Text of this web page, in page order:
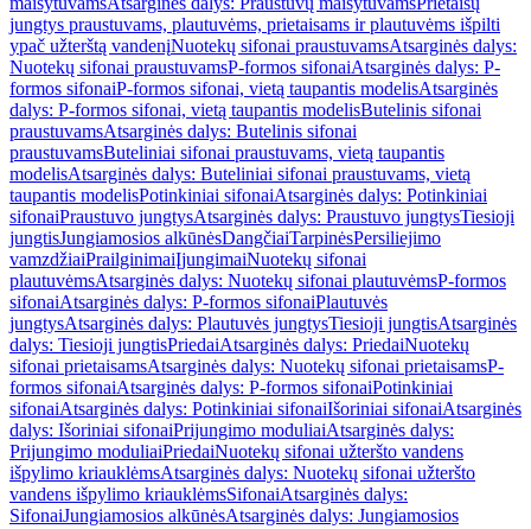
jungtys praustuvams, plautuvėms, prietaisams ir plautuvėms išpilti
ypač užterštą vandenįNuotekų sifonai praustuvamsAtsarginės dalys:
Nuotekų sifonai praustuvamsP-formos sifonaiAtsarginės dalys: P-
formos sifonaiP-formos sifonai, vietą taupantis modelisAtsarginės
dalys: P-formos sifonai, vietą taupantis modelisButelinis sifonai
praustuvamsAtsarginės dalys: Butelinis sifonai
praustuvamsButeliniai sifonai praustuvams, vietą taupantis
modelisAtsarginės dalys: Buteliniai sifonai praustuvams, vietą
taupantis modelisPotinkiniai sifonaiAtsarginės dalys: Potinkiniai
sifonaiPraustuvo jungtysAtsarginės dalys: Praustuvo jungtysTiesioji
jungtisJungiamosios alkūnėsDangčiaiTarpinėsPersiliejimo
vamzdžiaiPrailginimaiĮjungimaiNuotekų sifonai
plautuvėmsAtsarginės dalys: Nuotekų sifonai plautuvėmsP-formos
sifonaiAtsarginės dalys: P-formos sifonaiPlautuvės
jungtysAtsarginės dalys: Plautuvės jungtysTiesioji jungtisAtsarginės
dalys: Tiesioji jungtisPriedaiAtsarginės dalys: PriedaiNuotekų
sifonai prietaisamsAtsarginės dalys: Nuotekų sifonai prietaisamsP-
formos sifonaiAtsarginės dalys: P-formos sifonaiPotinkiniai
sifonaiAtsarginės dalys: Potinkiniai sifonaiIšoriniai sifonaiAtsarginės
dalys: Išoriniai sifonaiPrijungimo moduliaiAtsarginės dalys:
Prijungimo moduliaiPriedaiNuotekų sifonai užteršto vandens
išpylimo kriauklėmsAtsarginės dalys: Nuotekų sifonai užteršto
vandens išpylimo kriauklėmsSifonaiAtsarginės dalys:
SifonaiJungiamosios alkūnėsAtsarginės dalys: Jungiamosios